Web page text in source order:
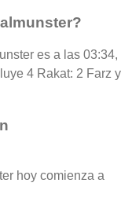
es a las 03:34,
4 Rakat: 2 Farz y
hoy comienza a